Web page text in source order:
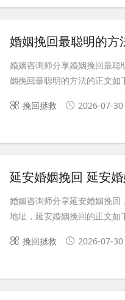
婚姻挽回最聪明的方
婚姻咨询师分享婚姻挽回最
姻挽回最聪明的方法的正文如
挽回拯救 2026-07-30
延安婚姻挽回 延安
婚姻咨询师分享延安婚姻挽
地址，延安婚姻挽回的正文如
挽回拯救 2026-07-30